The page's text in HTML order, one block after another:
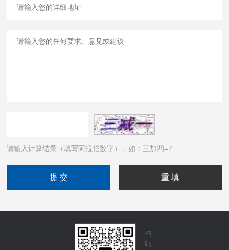
请输入计算结果（填写阿拉伯数字），如：三加四=7
扫
码